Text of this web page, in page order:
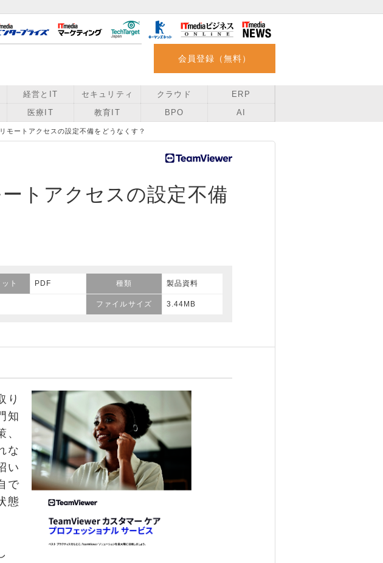
会員登録（無料）
経営とIT セキュリティ クラウド
ERP
医療IT 教育IT BPO AI
モートアクセスの設定不備をどうなくす？
トアクセスの設定不備
ト PDF 種類 製品資料
ファイルサイズ 3.44MB
り
知
な
い
で
態